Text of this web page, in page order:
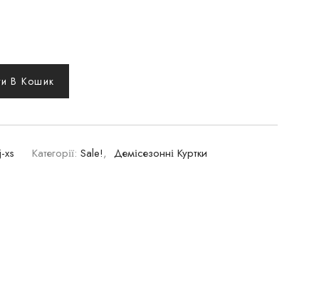
В Кошик
xs Категорії: Sale!, Демісезонні Куртки